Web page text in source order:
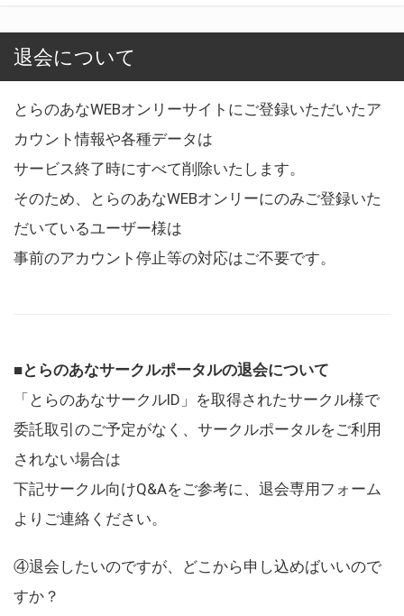
退会について
とらのあなWEBオンリーサイトにご登録いただいたア
カウント情報や各種データは
サービス終了時にすべて削除いたします。
そのため、とらのあなWEBオンリーにのみご登録いた
だいているユーザー様は
事前のアカウント停止等の対応はご不要です。
■とらのあなサークルポータルの退会について
「とらのあなサークルID」を取得されたサークル様で
委託取引のご予定がなく、サークルポータルをご利用
されない場合は
下記サークル向けQ&Aをご参考に、退会専用フォーム
よりご連絡ください。
④退会したいのですが、どこから申し込めばいいので
すか？